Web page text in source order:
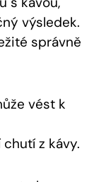
výsledek.
správně
vést k
z kávy.